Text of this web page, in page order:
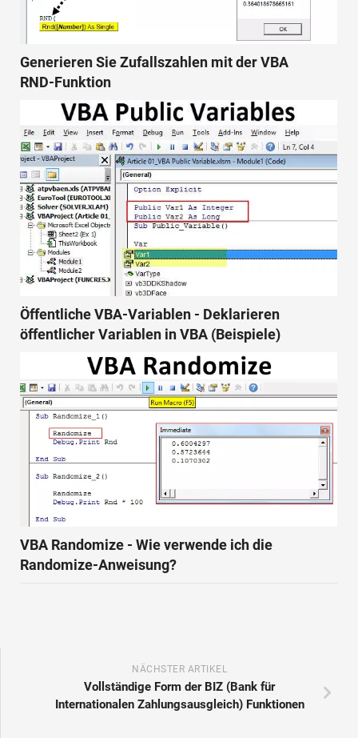
Generieren Sie Zufallszahlen mit der VBA
RND-Funktion
Öffentliche VBA-Variablen - Deklarieren
öffentlicher Variablen in VBA (Beispiele)
VBA Randomize - Wie verwende ich die
Randomize-Anweisung?
NÄCHSTER ARTIKEL
Vollständige Form der BIZ (Bank für
Internationalen Zahlungsausgleich) Funktionen